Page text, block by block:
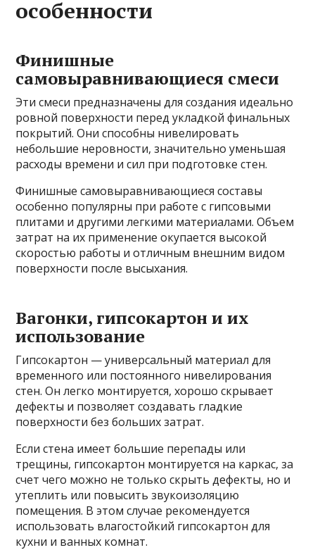
особенности
Финишные
самовыравнивающиеся смеси
Эти смеси предназначены для создания идеально
ровной поверхности перед укладкой финальных
покрытий. Они способны нивелировать
небольшие неровности, значительно уменьшая
расходы времени и сил при подготовке стен.
Финишные самовыравнивающиеся составы
особенно популярны при работе с гипсовыми
плитами и другими легкими материалами. Объем
затрат на их применение окупается высокой
скоростью работы и отличным внешним видом
поверхности после высыхания.
Вагонки, гипсокартон и их
использование
Гипсокартон — универсальный материал для
временного или постоянного нивелирования
стен. Он легко монтируется, хорошо скрывает
дефекты и позволяет создавать гладкие
поверхности без больших затрат.
Если стена имеет большие перепады или
трещины, гипсокартон монтируется на каркас, за
счет чего можно не только скрыть дефекты, но и
утеплить или повысить звукоизоляцию
помещения. В этом случае рекомендуется
использовать влагостойкий гипсокартон для
кухни и ванных комнат.